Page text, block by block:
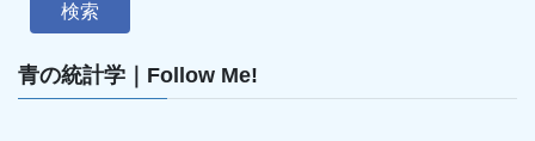
検索
青の統計学｜Follow Me!